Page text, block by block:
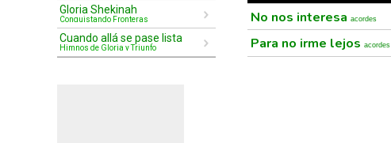
Gloria Shekinah
Conquistando Fronteras
Cuando allá se pase lista
Himnos de Gloria y Triunfo
No nos interesa acordes
Para no irme lejos acordes